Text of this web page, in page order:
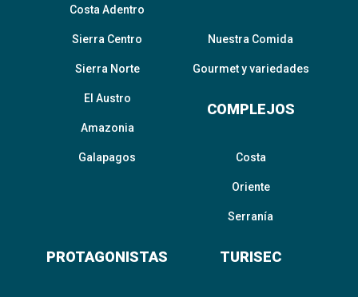
Costa Adentro
Sierra Centro
Sierra Norte
El Austro
Amazonia
Galapagos
Nuestra Comida
Gourmet y variedades
COMPLEJOS
Costa
Oriente
Serranía
PROTAGONISTAS TURISEC